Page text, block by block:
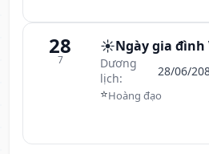
28
7
☀️Ngày gia đình
Dương
lịch:
28/06/
⭐Hoàng đạo